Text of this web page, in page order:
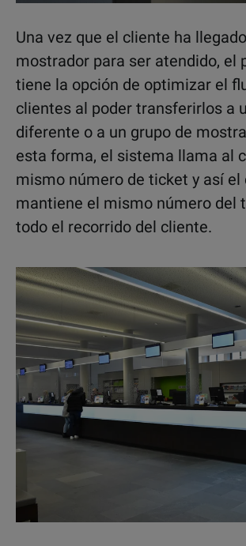
Una vez que el cliente ha
mostrador para ser atendido, el
tiene la opción de optimizar el
clientes al poder transferirlos a
diferente o a un grupo de
esta forma, el sistema llama al
mismo número de ticket y así el
mantiene el mismo número del
todo el recorrido del cliente.